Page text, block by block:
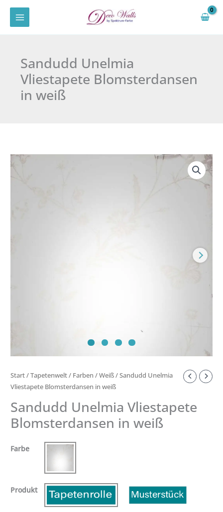
Zum
Inhalt
Sandudd Unelmia
Vliestapete Blomsterdansen
in weiß
Start/Tapetenwelt/ Farben /Weiß/ Sandudd Unelmia
Vliestapete Blomsterdansen in weiß
Sandudd Unelmia Vliestapete
Blomsterdansen in weiß
Farbe
Produkt
Sandudd